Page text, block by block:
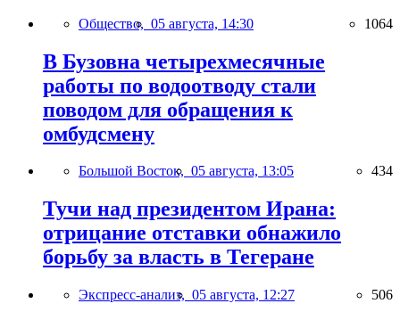
Общество, 05 августа, 14:30 1064
В Бузовна четырехмесячные
работы по водоотводу стали
поводом для обращения к
омбудсмену
Большой Восток, 05 августа, 13:05 434
Тучи над президентом Ирана:
отрицание отставки обнажило
борьбу за власть в Тегеране
Экспресс-анализ, 05 августа, 12:27 506